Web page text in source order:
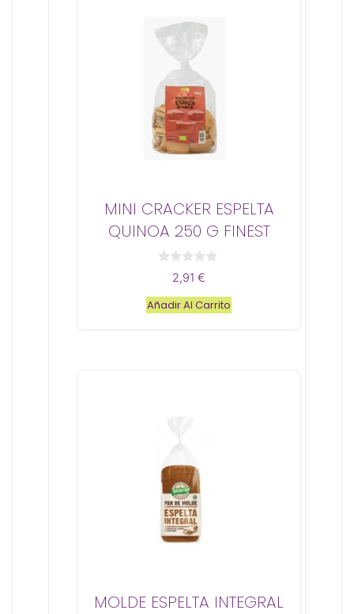
MINI CRACKER ESPELTA
QUINOA 250 G FINEST
e
5
2,91 €
Añadir Al Carrito
MOLDE ESPELTA INTEGRAL